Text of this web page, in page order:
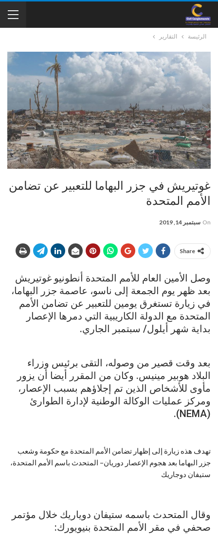
الرئيسة التقارير
غوتيريش في جزر البهاما للتعبير عن تضامن
الأمم المتحدة
On سبتمبر 14, 2019
Share
وصل الأمين العام للأمم المتحدة أنطونيو غوتيريش
بعد ظهر يوم الجمعة إلى ناسو، عاصمة جزر البهاما،
في زيارة تستغرق يومين للتعبير عن تضامن الأمم
المتحدة مع الدولة الكاريبية التي دمرها الإعصار
بداية شهر أيلول/ سبتمبر الجاري.
بعد وقت قصير من وصوله، التقى برئيس وزراء
البلاد هوبير مينيس. وكان من المقرر أيضا أن يزور
مأوى للأشخاص الذين تم إجلاؤهم بسبب الإعصار،
ومركز عمليات الوكالة الوطنية لإدارة الطوارئ
(NEMA).
تهدف هذه زيارة إلى إظهار تضامن الأمم المتحدة مع حكومة وشعب
جزر البهاما بعد هجوم الإعصار دوريان– المتحدث باسم الأمم المتحدة،
ستيفان دوجاريك
وقال المتحدث باسمه ستيفان دوياريك خلال مؤتمر
صحفي في مقر الأمم المتحدة بنيويورك: